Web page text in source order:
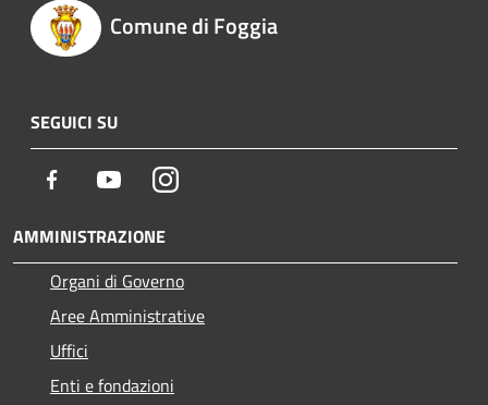
Comune di Foggia
SEGUICI SU
Facebook YoutubeInstagram
AMMINISTRAZIONE
Organi di Governo
Aree Amministrative
Uffici
Enti e fondazioni